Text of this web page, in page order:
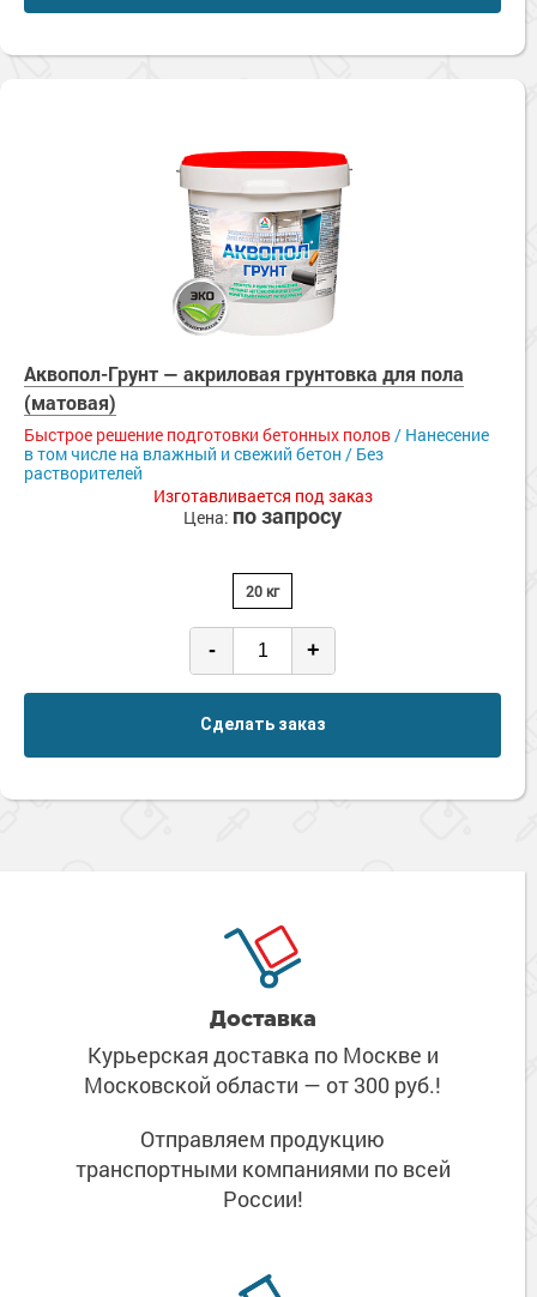
Аквопол-Грунт — акриловая грунтовка для пола
(матовая)
Быстрое решение подготовки бетонных полов/ Нанесение
в том числе на влажный и свежий бетон / Без
растворителей
Изготавливается под заказ
Цена: по запросу
20 кг
- +
Сделать заказ
Доставка
Курьерская доставка по Москве и
Московской области — от 300 руб.!
Отправляем продукцию
транспортными компаниями по всей
России!